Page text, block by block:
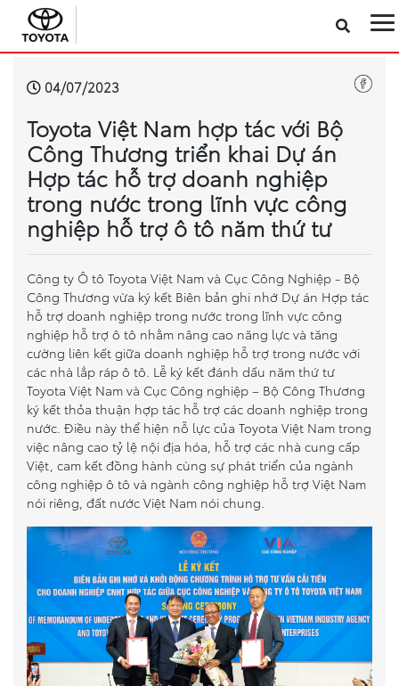
Sản phẩm
Công nghệ
Dịch vụ
Điện hóa
Về Toyota Việt Nam
Tin tức & Khuyến mãi
VR Showroom
So sánh xe
Dự toán chi phí
Đăng kí lái thử
Liên hệ Đại lý
04/07/2023
Toyota Việt Nam hợp tác với Bộ
Công Thương triển khai Dự án
Hợp tác hỗ trợ doanh nghiệp
trong nước trong lĩnh vực công
nghiệp hỗ trợ ô tô năm thứ tư
Công ty Ô tô Toyota Việt Nam và Cục Công Nghiệp - Bộ
Công Thương vừa ký kết Biên bản ghi nhớ Dự án Hợp tác
hỗ trợ doanh nghiệp trong nước trong lĩnh vực công
nghiệp hỗ trợ ô tô nhằm nâng cao năng lực và tăng
cường liên kết giữa doanh nghiệp hỗ trợ trong nước với
các nhà lắp ráp ô tô. Lễ ký kết đánh dấu năm thứ tư
Toyota Việt Nam và Cục Công nghiệp – Bộ Công Thương
ký kết thỏa thuận hợp tác hỗ trợ các doanh nghiệp trong
nước. Điều này thể hiện nỗ lực của Toyota Việt Nam trong
việc nâng cao tỷ lệ nội địa hóa, hỗ trợ các nhà cung cấp
Việt, cam kết đồng hành cùng sự phát triển của ngành
công nghiệp ô tô và ngành công nghiệp hỗ trợ Việt Nam
nói riêng, đất nước Việt Nam nói chung.